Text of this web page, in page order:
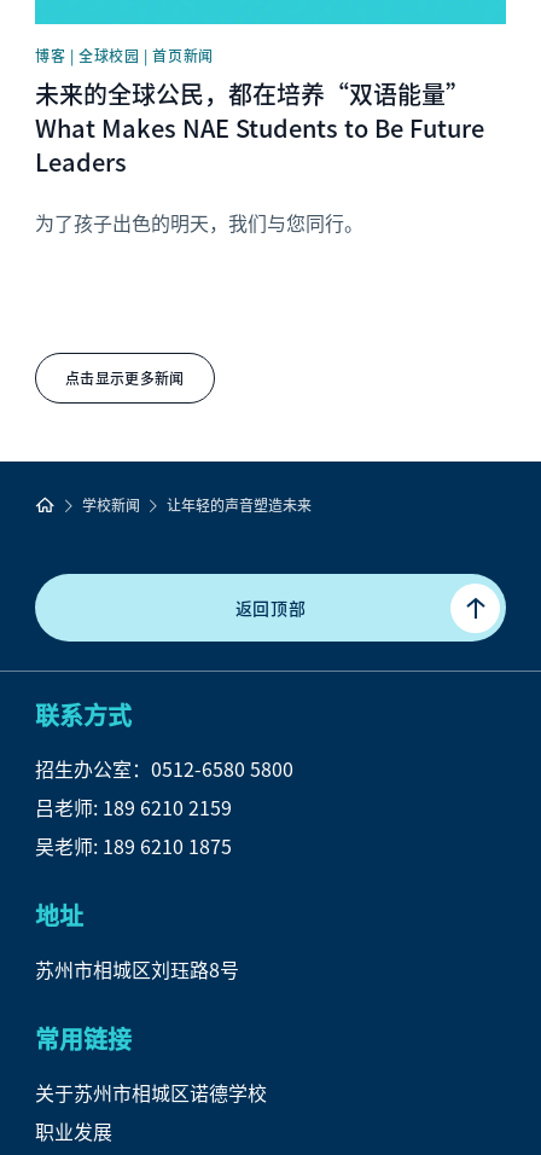
点击显示更多新闻
博客 | 全球校园 | 首页新闻
未来的全球公民，都在培养“双语能量”
What Makes NAE Students to Be Future
Leaders
为了孩子出色的明天，我们与您同行。
学校新闻 让年轻的声音塑造未来
返回顶部
联系方式
招生办公室：0512-6580 5800
吕老师: 189 6210 2159
吴老师: 189 6210 1875
地址
苏州市相城区刘珏路8号
常用链接
关于苏州市相城区诺德学校
职业发展